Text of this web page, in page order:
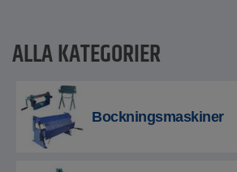
ALLA KATEGORIER
Bockningsmaskiner